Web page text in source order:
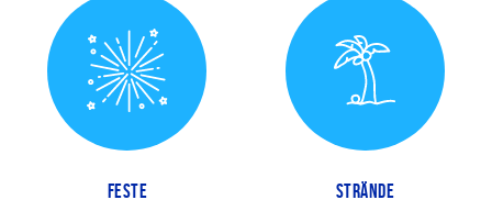
FESTE STRÄNDE